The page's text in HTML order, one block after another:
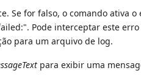
Se for falso, o comando ativa
Pode interceptar este
para um arquivo de log.
para exibir uma